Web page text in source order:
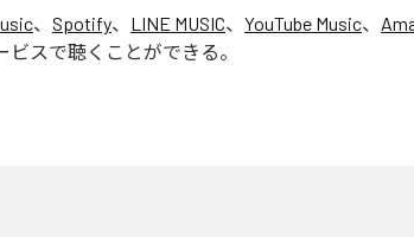
、 Spotify、 LINE MUSIC、 YouTube Music、
スで聴くことができる。